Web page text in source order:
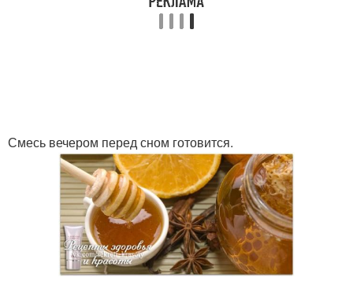
Смесь вечером перед сном готовится.